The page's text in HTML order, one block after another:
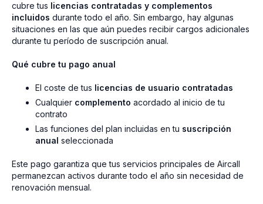
cubre tus licencias contratadas y complementos
incluidos durante todo el año. Sin embargo, hay algunas
situaciones en las que aún puedes recibir cargos adicionales
durante tu período de suscripción anual.
Qué cubre tu pago anual
El coste de tus licencias de usuario contratadas
Cualquier complemento acordado al inicio de tu
contrato
Las funciones del plan incluidas en tu suscripción
anual seleccionada
Este pago garantiza que tus servicios principales de Aircall
permanezcan activos durante todo el año sin necesidad de
renovación mensual.